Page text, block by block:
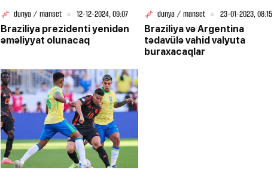
dunya / manset
12-12-2024, 09:07
Braziliya prezidenti yenidən
əməliyyat olunacaq
dunya / manset
23-01-2023, 08:15
Braziliya və Argentina
tədavülə vahid valyuta
buraxacaqlar